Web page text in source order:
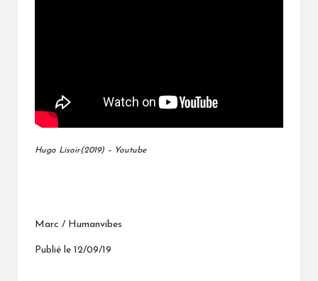
Hugo Lisoir(2019) – Youtube
Marc / Humanvibes
Publié le 12/09/19